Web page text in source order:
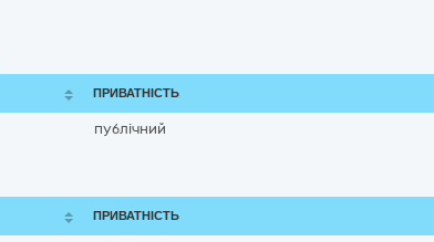
ПРИВАТНІСТЬ
публічний
ПРИВАТНІСТЬ